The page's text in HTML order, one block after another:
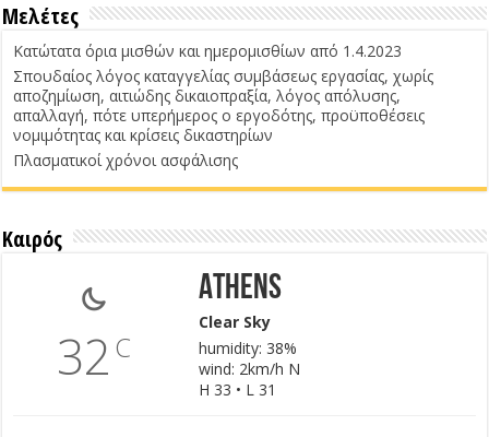
Μελέτες
Κατώτατα όρια μισθών και ημερομισθίων από 1.4.2023
Σπουδαίος λόγος καταγγελίας συμβάσεως εργασίας, χωρίς
αποζημίωση, αιτιώδης δικαιοπραξία, λόγος απόλυσης,
απαλλαγή, πότε υπερήμερος ο εργοδότης, προϋποθέσεις
νομιμότητας και κρίσεις δικαστηρίων
Πλασματικοί χρόνοι ασφάλισης
Καιρός
32 C
Athens
Clear Sky
humidity: 38%
wind: 2km/h N
H 33 • L 31